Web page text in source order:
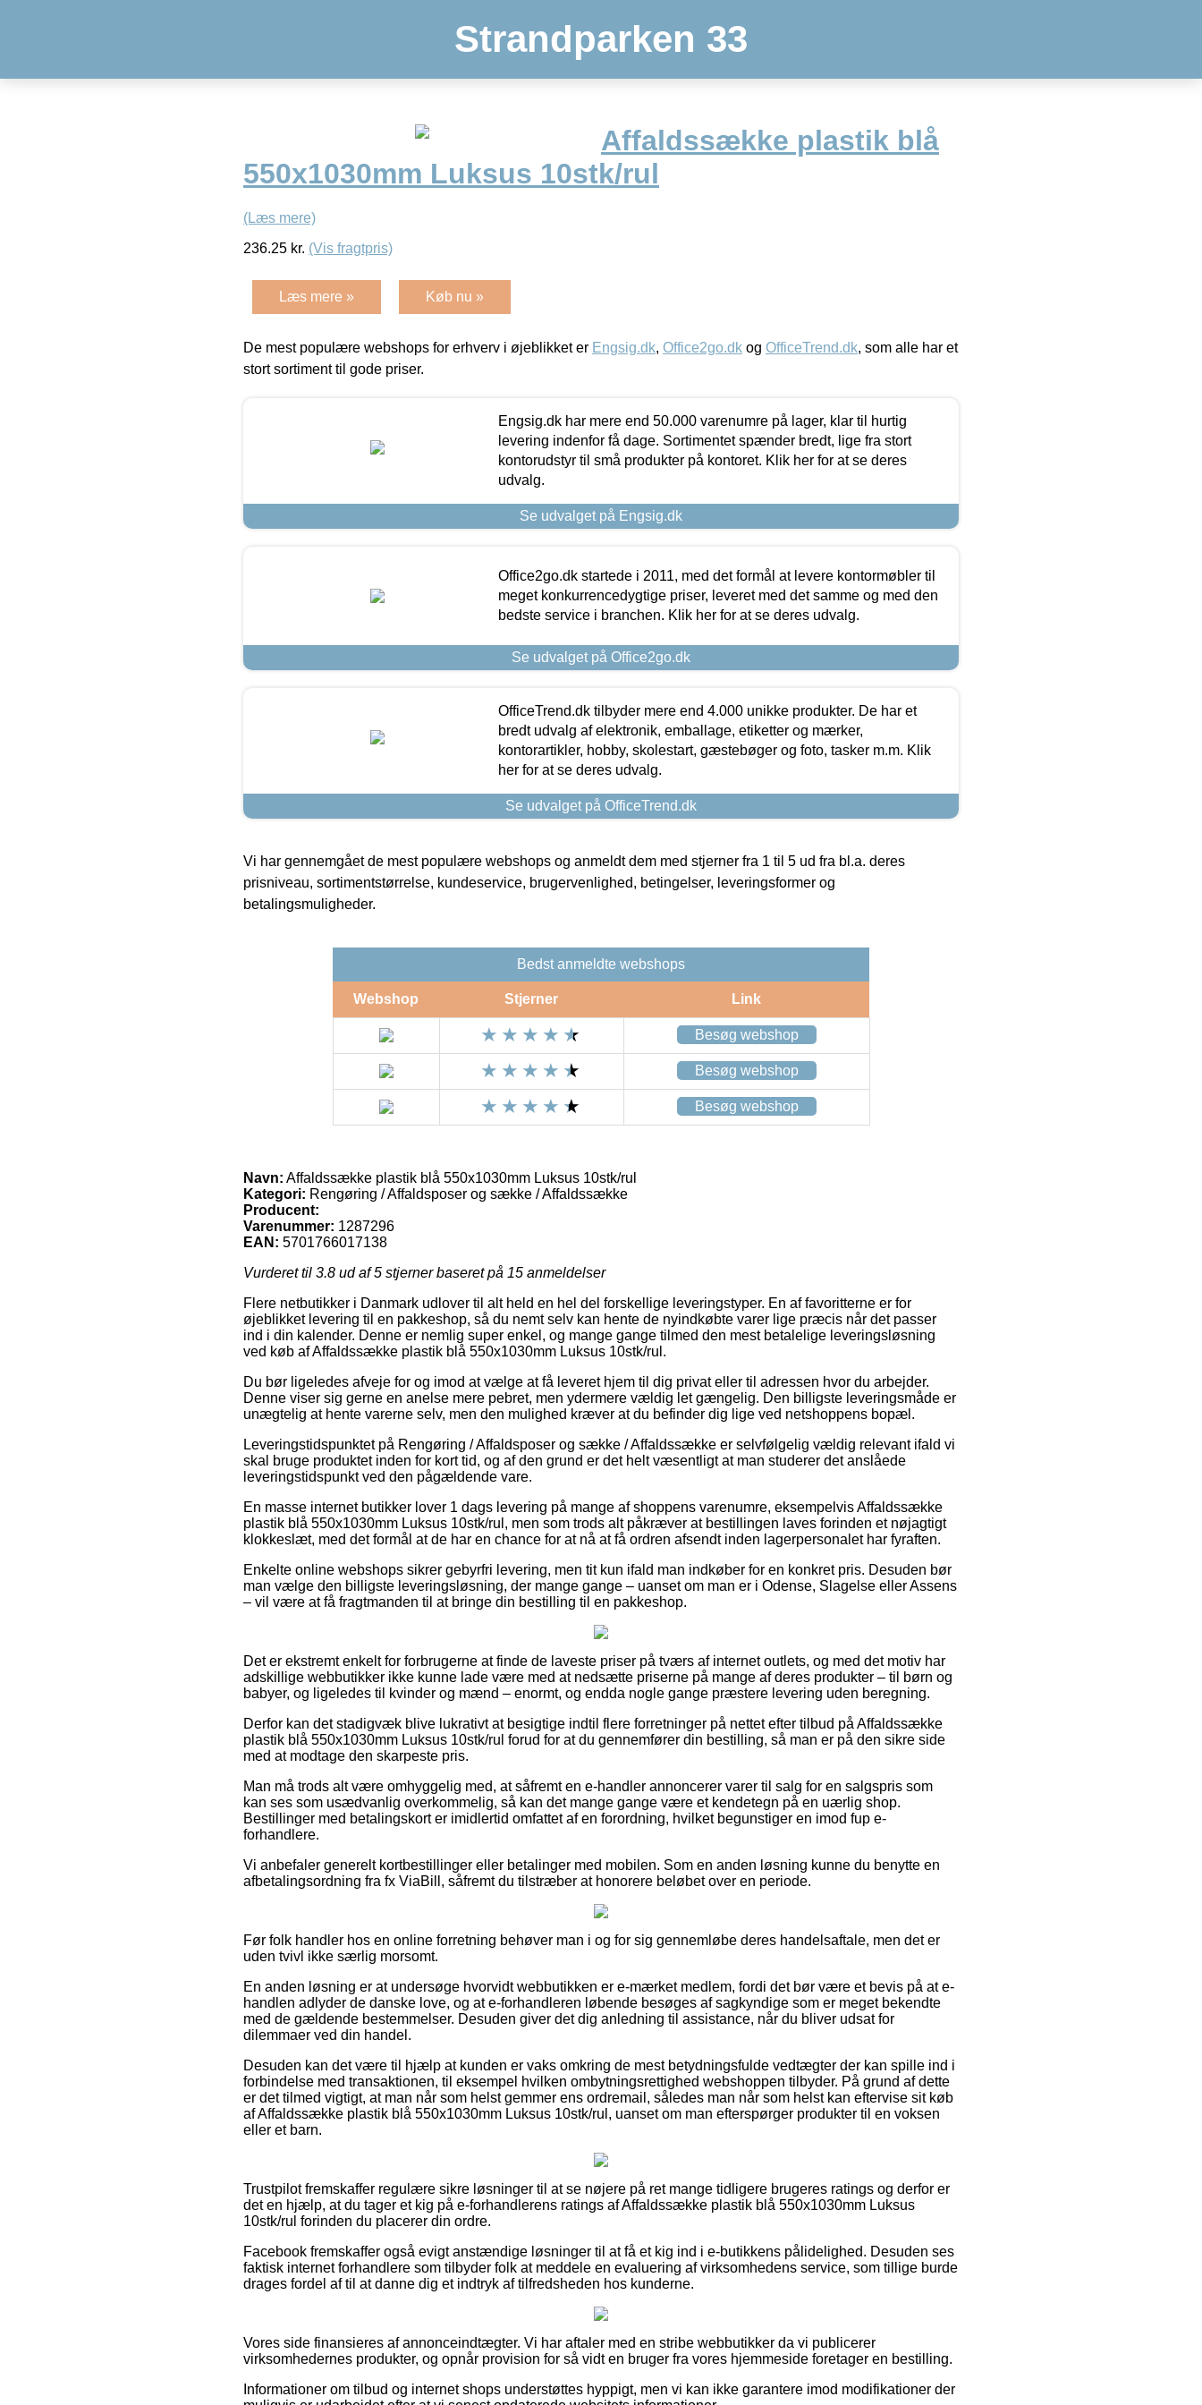
Strandparken 33
Affaldssække plastik blå
550x1030mm Luksus 10stk/rul
(Læs mere)
236.25 kr. (Vis fragtpris)
Læs mere » Køb nu »
De mest populære webshops for erhverv i øjeblikket er Engsig.dk, Office2go.dk og OfficeTrend.dk, som alle har et
stort sortiment til gode priser.
Engsig.dk har mere end 50.000 varenumre på lager, klar til hurtig
levering indenfor få dage. Sortimentet spænder bredt, lige fra stort
kontorudstyr til små produkter på kontoret. Klik her for at se deres
udvalg.
Se udvalget på Engsig.dk
Office2go.dk startede i 2011, med det formål at levere kontormøbler til
meget konkurrencedygtige priser, leveret med det samme og med den
bedste service i branchen. Klik her for at se deres udvalg.
Se udvalget på Office2go.dk
OfficeTrend.dk tilbyder mere end 4.000 unikke produkter. De har et
bredt udvalg af elektronik, emballage, etiketter og mærker,
kontorartikler, hobby, skolestart, gæstebøger og foto, tasker m.m. Klik
her for at se deres udvalg.
Se udvalget på OfficeTrend.dk
Vi har gennemgået de mest populære webshops og anmeldt dem med stjerner fra 1 til 5 ud fra bl.a. deres
prisniveau, sortimentstørrelse, kundeservice, brugervenlighed, betingelser, leveringsformer og
betalingsmuligheder.
Bedst anmeldte webshops
Webshop Stjerner Link
Besøg webshop
Besøg webshop
Besøg webshop
Navn: Affaldssække plastik blå 550x1030mm Luksus 10stk/rul
Kategori: Rengøring / Affaldsposer og sække / Affaldssække
Producent:
Varenummer: 1287296
EAN: 5701766017138
Vurderet til 3.8 ud af 5 stjerner baseret på 15 anmeldelser
Flere netbutikker i Danmark udlover til alt held en hel del forskellige leveringstyper. En af favoritterne er for
øjeblikket levering til en pakkeshop, så du nemt selv kan hente de nyindkøbte varer lige præcis når det passer
ind i din kalender. Denne er nemlig super enkel, og mange gange tilmed den mest betalelige leveringsløsning
ved køb af Affaldssække plastik blå 550x1030mm Luksus 10stk/rul.
Du bør ligeledes afveje for og imod at vælge at få leveret hjem til dig privat eller til adressen hvor du arbejder.
Denne viser sig gerne en anelse mere pebret, men ydermere vældig let gængelig. Den billigste leveringsmåde er
unægtelig at hente varerne selv, men den mulighed kræver at du befinder dig lige ved netshoppens bopæl.
Leveringstidspunktet på Rengøring / Affaldsposer og sække / Affaldssække er selvfølgelig vældig relevant ifald vi
skal bruge produktet inden for kort tid, og af den grund er det helt væsentligt at man studerer det anslåede
leveringstidspunkt ved den pågældende vare.
En masse internet butikker lover 1 dags levering på mange af shoppens varenumre, eksempelvis Affaldssække
plastik blå 550x1030mm Luksus 10stk/rul, men som trods alt påkræver at bestillingen laves forinden et nøjagtigt
klokkeslæt, med det formål at de har en chance for at nå at få ordren afsendt inden lagerpersonalet har fyraften.
Enkelte online webshops sikrer gebyrfri levering, men tit kun ifald man indkøber for en konkret pris. Desuden bør
man vælge den billigste leveringsløsning, der mange gange – uanset om man er i Odense, Slagelse eller Assens
– vil være at få fragtmanden til at bringe din bestilling til en pakkeshop.
Det er ekstremt enkelt for forbrugerne at finde de laveste priser på tværs af internet outlets, og med det motiv har
adskillige webbutikker ikke kunne lade være med at nedsætte priserne på mange af deres produkter – til børn og
babyer, og ligeledes til kvinder og mænd – enormt, og endda nogle gange præstere levering uden beregning.
Derfor kan det stadigvæk blive lukrativt at besigtige indtil flere forretninger på nettet efter tilbud på Affaldssække
plastik blå 550x1030mm Luksus 10stk/rul forud for at du gennemfører din bestilling, så man er på den sikre side
med at modtage den skarpeste pris.
Man må trods alt være omhyggelig med, at såfremt en e-handler annoncerer varer til salg for en salgspris som
kan ses som usædvanlig overkommelig, så kan det mange gange være et kendetegn på en uærlig shop.
Bestillinger med betalingskort er imidlertid omfattet af en forordning, hvilket begunstiger en imod fup e-
forhandlere.
Vi anbefaler generelt kortbestillinger eller betalinger med mobilen. Som en anden løsning kunne du benytte en
afbetalingsordning fra fx ViaBill, såfremt du tilstræber at honorere beløbet over en periode.
Før folk handler hos en online forretning behøver man i og for sig gennemløbe deres handelsaftale, men det er
uden tvivl ikke særlig morsomt.
En anden løsning er at undersøge hvorvidt webbutikken er e-mærket medlem, fordi det bør være et bevis på at e-
handlen adlyder de danske love, og at e-forhandleren løbende besøges af sagkyndige som er meget bekendte
med de gældende bestemmelser. Desuden giver det dig anledning til assistance, når du bliver udsat for
dilemmaer ved din handel.
Desuden kan det være til hjælp at kunden er vaks omkring de mest betydningsfulde vedtægter der kan spille ind i
forbindelse med transaktionen, til eksempel hvilken ombytningsrettighed webshoppen tilbyder. På grund af dette
er det tilmed vigtigt, at man når som helst gemmer ens ordremail, således man når som helst kan eftervise sit køb
af Affaldssække plastik blå 550x1030mm Luksus 10stk/rul, uanset om man efterspørger produkter til en voksen
eller et barn.
Trustpilot fremskaffer regulære sikre løsninger til at se nøjere på ret mange tidligere brugeres ratings og derfor er
det en hjælp, at du tager et kig på e-forhandlerens ratings af Affaldssække plastik blå 550x1030mm Luksus
10stk/rul forinden du placerer din ordre.
Facebook fremskaffer også evigt anstændige løsninger til at få et kig ind i e-butikkens pålidelighed. Desuden ses
faktisk internet forhandlere som tilbyder folk at meddele en evaluering af virksomhedens service, som tillige burde
drages fordel af til at danne dig et indtryk af tilfredsheden hos kunderne.
Vores side finansieres af annonceindtægter. Vi har aftaler med en stribe webbutikker da vi publicerer
virksomhedernes produkter, og opnår provision for så vidt en bruger fra vores hjemmeside foretager en bestilling.
Informationer om tilbud og internet shops understøttes hyppigt, men vi kan ikke garantere imod modifikationer der